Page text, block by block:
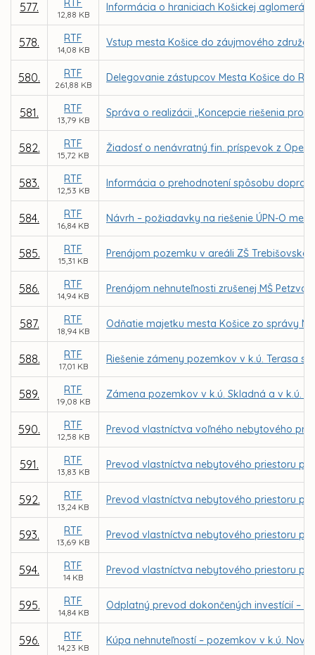
577. RTF
12,88 KB
Informácia o hraniciach Košickej
578. RTF
14,08 KB
Vstup mesta Košice do záujmového
580. RTF
261,88 KB
Delegovanie zástupcov Mesta Košice do
581. RTF
13,79 KB
Správa o realizácii „Koncepcie riešenia
582. RTF
15,72 KB
Žiadosť o nenávratný fin. príspevok z
583. RTF
12,53 KB
Informácia o prehodnotení spôsobu
584. RTF
16,84 KB
Návrh – požiadavky na riešenie ÚPN-O
585. RTF
15,31 KB
Prenájom pozemku v areáli ZŠ Trebišovská
586. RTF
14,94 KB
Prenájom nehnuteľnosti zrušenej MŠ
587. RTF
18,94 KB
Odňatie majetku mesta Košice zo správy
588. RTF
17,01 KB
Riešenie zámeny pozemkov v k.ú. Terasa s
589. RTF
19,08 KB
Zámena pozemkov v k.ú. Skladná a v k.ú.
590. RTF
12,58 KB
Prevod vlastníctva voľného nebytového
591. RTF
13,83 KB
Prevod vlastníctva nebytového priestoru
592. RTF
13,24 KB
Prevod vlastníctva nebytového priestoru
593. RTF
13,69 KB
Prevod vlastníctva nebytového priestoru
594. RTF
14 KB
Prevod vlastníctva nebytového priestoru
595. RTF
14,84 KB
Odplatný prevod dokončených investícií –
596. RTF
14,23 KB
Kúpa nehnuteľností – pozemkov v k.ú.